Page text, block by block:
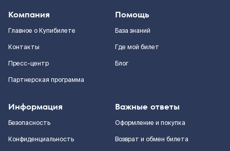
Компания
Главное о Купибилете
Контакты
Пресс-центр
Партнерская программа
Помощь
База знаний
Где мой билет
Блог
Информация
Безопасность
Конфиденциальность
Важные ответы
Оформление и покупка
Возврат и обмен билета